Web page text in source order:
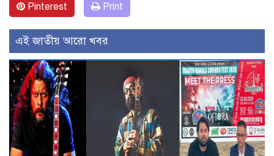
Pinterest Print
এই জাতীয় আরো খবর